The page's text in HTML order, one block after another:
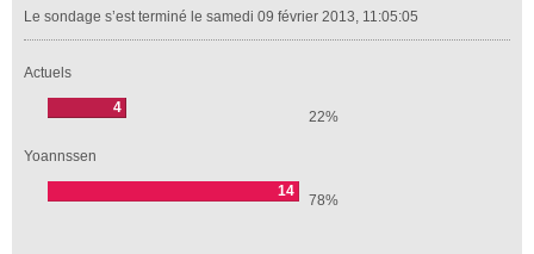
Le sondage s’est terminé le samedi 09 février 2013, 11:05:05
Actuels
4
22%
Yoannssen
14
78%